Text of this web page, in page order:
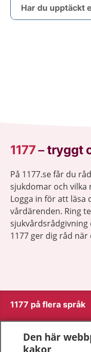
Har du upptäckt
1177–tryggt
På 1177.se får du
sjukdomar och vilka
Logga in för att läsa
vårdärenden. Ring
1177 ger dig råd
1177 på flera språk
Om 1177
Den här
kakor